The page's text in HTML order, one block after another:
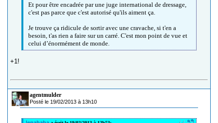
Et pour être encadrée par une juge international de dressage,
c'est pas parce que c'est autorisé qu'ils aiment ça.
Je trouve ça ridicule de sortir avec une cravache, si t'en a
besoin, t'as rien a faire sur un carré. C'est mon point de vue et
celui d’énormément de monde.
+1!
agentmulder
Posté le 19/02/2013 à 13h10